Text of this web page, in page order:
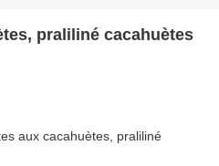
praliliné cacahuètes